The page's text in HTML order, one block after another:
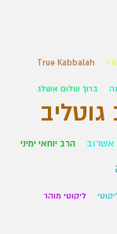
True Kabbalah
ברוך שלום אשלג
אשרוב הרב יוחאי ימיני
ליקוטי מוהר